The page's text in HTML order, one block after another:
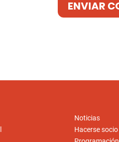
Noticias
Hacerse socio